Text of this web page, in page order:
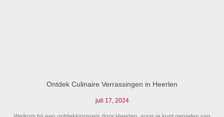
Ontdek Culinaire Verrassingen in Heerlen
juli 17, 2024